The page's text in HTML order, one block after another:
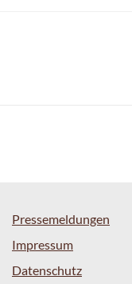
Pressemeldungen
Impressum
Datenschutz